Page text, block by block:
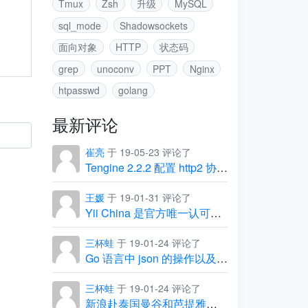
Tmux Zsh 升级
MySQL
sql_mode
Shadowsockets
面向对象
HTTP
状态码
grep
unoconv PPT
Nginx
htpasswd
golang
最新评论
崔亮 于 19-05-23 评论了
Tengine 2.2.2 配置 http2 协议出现的坑
王媛 于 19-01-31 评论了
Yii China 是官方唯一认可的中文社区
三杯蛙 于 19-01-24 评论了
Go 语言中 json 的操作以及常见问题
三杯蛙 于 19-01-24 评论了
新浪赴泰国曼谷和芭提雅团建